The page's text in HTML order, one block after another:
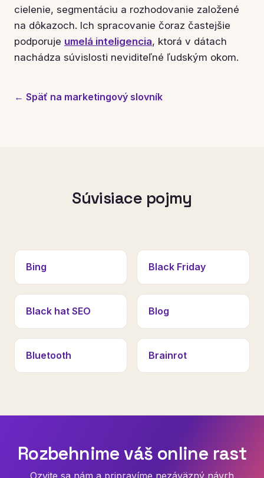
cielenie, segmentáciu a rozhodovanie založené
na dôkazoch. Ich spracovanie čoraz častejšie
podporuje umelá inteligencia, ktorá v dátach
nachádza súvislosti neviditeľné ľudským okom.
← Späť na marketingový slovník
Súvisiace pojmy
Bing Black Friday
Black hat SEO Blog
Bluetooth Brainrot
Rozbehnime váš online rast
Ozvite sa nám a pripravíme nezáväzný návrh